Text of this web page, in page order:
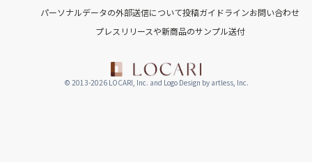
パーソナルデータの外部送信について投稿ガイドラインお問い合わせ
プレスリリースや新商品のサンプル送付
© 2013-2026 LOCARI, Inc. and Logo Design by artless, Inc.